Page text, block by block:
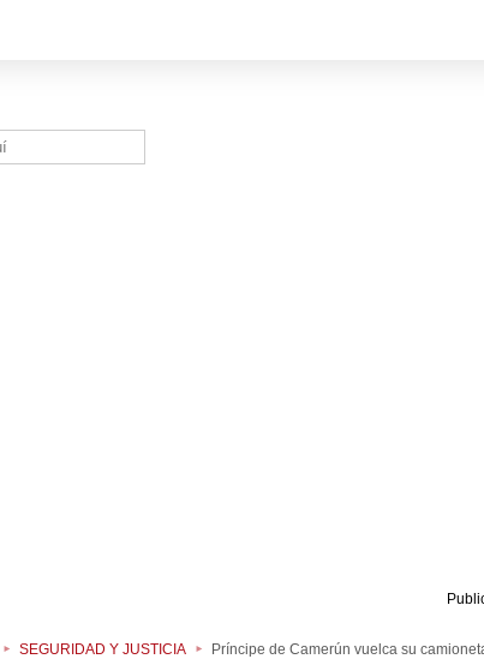
SEGURIDAD Y JUSTICIA Príncipe de Camerún vuelca su